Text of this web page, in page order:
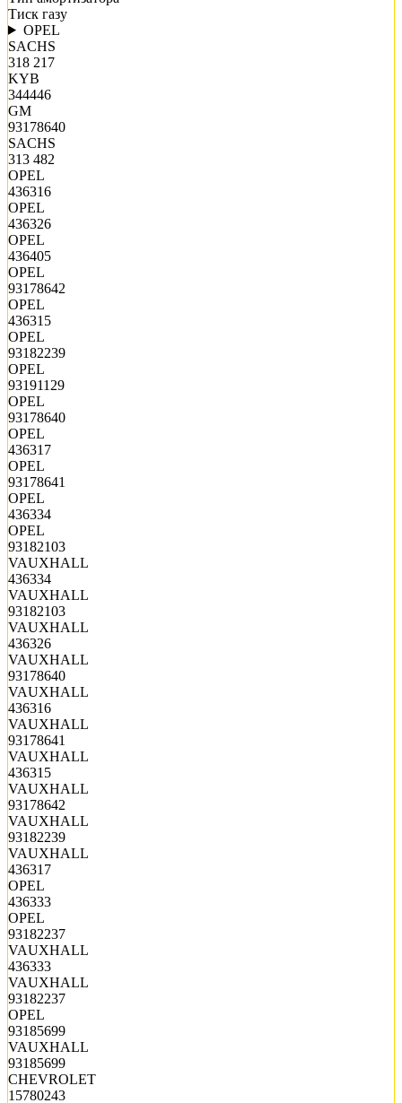
Тиск газу
OPEL
SACHS
318 217
KYB
344446
GM
93178640
SACHS
313 482
OPEL
436316
OPEL
436326
OPEL
436405
OPEL
93178642
OPEL
436315
OPEL
93182239
OPEL
93191129
OPEL
93178640
OPEL
436317
OPEL
93178641
OPEL
436334
OPEL
93182103
VAUXHALL
436334
VAUXHALL
93182103
VAUXHALL
436326
VAUXHALL
93178640
VAUXHALL
436316
VAUXHALL
93178641
VAUXHALL
436315
VAUXHALL
93178642
VAUXHALL
93182239
VAUXHALL
436317
OPEL
436333
OPEL
93182237
VAUXHALL
436333
VAUXHALL
93182237
OPEL
93185699
VAUXHALL
93185699
CHEVROLET
15780243